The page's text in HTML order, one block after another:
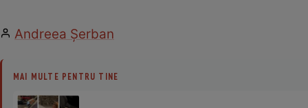
Andreea Şerban
MAI MULTE PENTRU TINE